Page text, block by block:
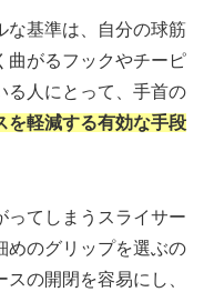
な基準は、自分の球筋
曲がるフックやチーピ
る人にとって、手首の
を軽減する有効な手段
ってしまうスライサー
めのグリップを選ぶの
の開閉を容易にし、